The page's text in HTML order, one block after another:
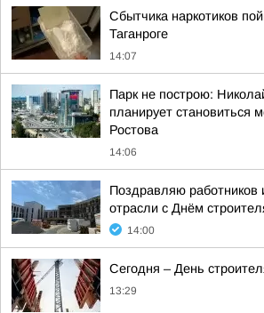
Сбытчика наркотиков
Таганроге
14:07
Парк не построю:
планирует становиться
Ростова
14:06
Поздравляю работников
отрасли с Днём
14:00
Сегодня – День
13:29